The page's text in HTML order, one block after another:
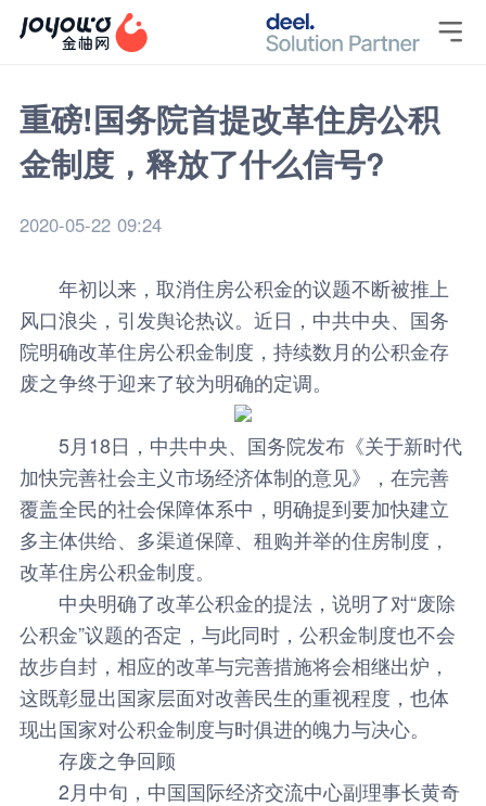

重磅!国务院首提改革住房公积
金制度，释放了什么信号?
2020-05-22 09:24
年初以来，取消住房公积金的议题不断被推上
风口浪尖，引发舆论热议。近日，中共中央、国务
院明确改革住房公积金制度，持续数月的公积金存
废之争终于迎来了较为明确的定调。
5月18日，中共中央、国务院发布《关于新时代
加快完善社会主义市场经济体制的意见》，在完善
覆盖全民的社会保障体系中，明确提到要加快建立
多主体供给、多渠道保障、租购并举的住房制度，
改革住房公积金制度。
中央明确了改革公积金的提法，说明了对“废除
公积金”议题的否定，与此同时，公积金制度也不会
故步自封，相应的改革与完善措施将会相继出炉，
这既彰显出国家层面对改善民生的重视程度，也体
现出国家对公积金制度与时俱进的魄力与决心。
存废之争回顾
2月中旬，中国国际经济交流中心副理事长黄奇